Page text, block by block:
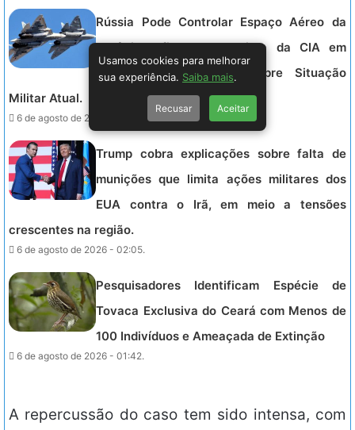
Rússia Pode Controlar Espaço Aéreo da
Ucrânia, Afirma Ex-Analista da CIA em
Avaliação Preocupante sobre Situação
Militar Atual.
6 de agosto de 2026 - 02:41.
Trump cobra explicações sobre falta de
munições que limita ações militares dos
EUA contra o Irã, em meio a tensões
crescentes na região.
6 de agosto de 2026 - 02:05.
Pesquisadores Identificam Espécie de
Tovaca Exclusiva do Ceará com Menos de
100 Indivíduos e Ameaçada de Extinção
6 de agosto de 2026 - 01:42.
A repercussão do caso tem sido intensa, com
Usamos cookies para melhorar
sua experiência. Saiba mais
Recusar Aceitar